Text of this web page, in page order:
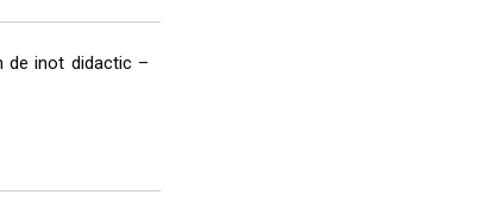
de inot didactic –